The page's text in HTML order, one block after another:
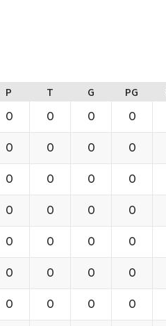
P T G PG
0 0 0 0
0 0 0 0
0 0 0 0
0 0 0 0
0 0 0 0
0 0 0 0
0 0 0 0